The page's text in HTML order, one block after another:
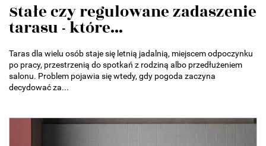
Stałe czy regulowane zadaszenie
tarasu - które...
Taras dla wielu osób staje się letnią jadalnią, miejscem odpoczynku
po pracy, przestrzenią do spotkań z rodziną albo przedłużeniem
salonu. Problem pojawia się wtedy, gdy pogoda zaczyna
decydować za...